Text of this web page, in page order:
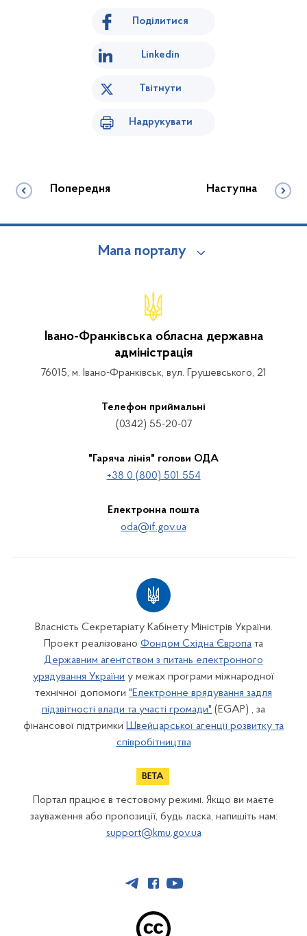
Поділитися
Linkedin
Твітнути
Надрукувати
Попередня Наступна
Мапа порталу
Івано-Франківська обласна державна
адміністрація
76015, м. Івано-Франківськ, вул. Грушевського, 21
Телефон приймальні
(0342) 55-20-07
"Гаряча лінія" голови ОДА
+38 0 (800) 501 554
Електронна пошта
oda@if.gov.ua
Власність Секретаріату Кабінету Міністрів України.
Проект реалізовано Фондом Східна Європа та
Державним агентством з питань електронного
урядування України у межах програми міжнародної
технічної допомоги "Електронне врядування задля
підзвітності влади та участі громади" (EGAP) , за
фінансової підтримки Швейцарської агенції розвитку та
співробітництва
Портал працює в тестовому режимі. Якщо ви маєте
зауваження або пропозиції, будь ласка, напишіть нам:
support@kmu.gov.ua